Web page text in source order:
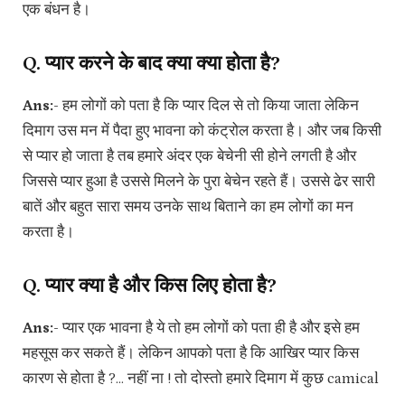
एक बंधन है।
Q. प्यार करने के बाद क्या क्या होता है?
Ans:- हम लोगों को पता है कि प्यार दिल से तो किया जाता लेकिन
दिमाग उस मन में पैदा हुए भावना को कंट्रोल करता है। और जब किसी
से प्यार हो जाता है तब हमारे अंदर एक बेचेनी सी होने लगती है और
जिससे प्यार हुआ है उससे मिलने के पुरा बेचेन रहते हैं। उससे ढेर सारी
बातें और बहुत सारा समय उनके साथ बिताने का हम लोगों का मन
करता है।
Q. प्यार क्या है और किस लिए होता है?
Ans:- प्यार एक भावना है ये तो हम लोगों को पता ही है और इसे हम
महसूस कर सकते हैं। लेकिन आपको पता है कि आखिर प्यार किस
कारण से होता है ?… नहीं ना ! तो दोस्तो हमारे दिमाग में कुछ camical